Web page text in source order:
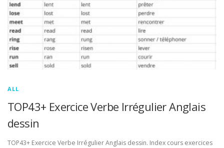
ALL
TOP43+ Exercice Verbe Irrégulier Anglais
dessin
TOP43+ Exercice Verbe Irrégulier Anglais dessin. Index cours exercices